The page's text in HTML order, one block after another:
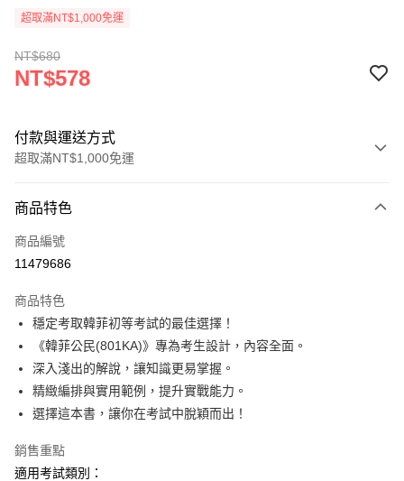
超取滿NT$1,000免運
NT$680
NT$578
付款與運送方式
超取滿NT$1,000免運
信用卡一次付款
超商取貨付款
Apple Pay
悠遊付
Google Pay
ATM付款
商品特色
商品編號
11479686
商品特色
穩定考取韓菲初等考試的最佳選擇！
《韓菲公民(801KA)》專為考生設計，內容全面。
深入淺出的解說，讓知識更易掌握。
精緻編排與實用範例，提升實戰能力。
選擇這本書，讓你在考試中脫穎而出！
銷售重點
適用考試類別：